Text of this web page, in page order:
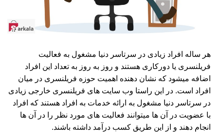
هر ساله افراد زیادی در سرتاسر دنیا مشغول به فعالیت
فریلنسری یا دورکاری هستند و روز به روز به تعداد این افراد
اضافه میشود که نشان دهنده اهمیت حوزه فریلنسری در میان
افراد است. در این راستا وب سایت های فریلنسری خارجی زیادی
در سرتاسر دنیا مشغول به ارائه خدمات به افراد هستند که افراد
با عضویت در آن ها میتوانند فعالیت های مورد نظر را در آن ها
انجام دهند و از این طریق کسب درآمد داشته باشند.